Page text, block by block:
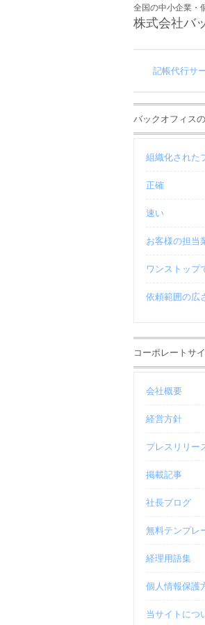
全国の中小企業・
株式会社バ
記帳代行サ
バックオフィス
組織化された
正確
速い
お客様の担当
ワンストップ
依頼範囲の広
コーポレートサ
会社概要
経営方針
プレスリリー
掲載記事
社長ブログ
無料テンプレ
経理用語集
個人情報保護
当サイトにつ